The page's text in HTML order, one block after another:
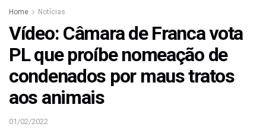
Home Notícias
Vídeo: Câmara de Franca vota
PL que proíbe nomeação de
condenados por maus tratos
aos animais
01/02/2022